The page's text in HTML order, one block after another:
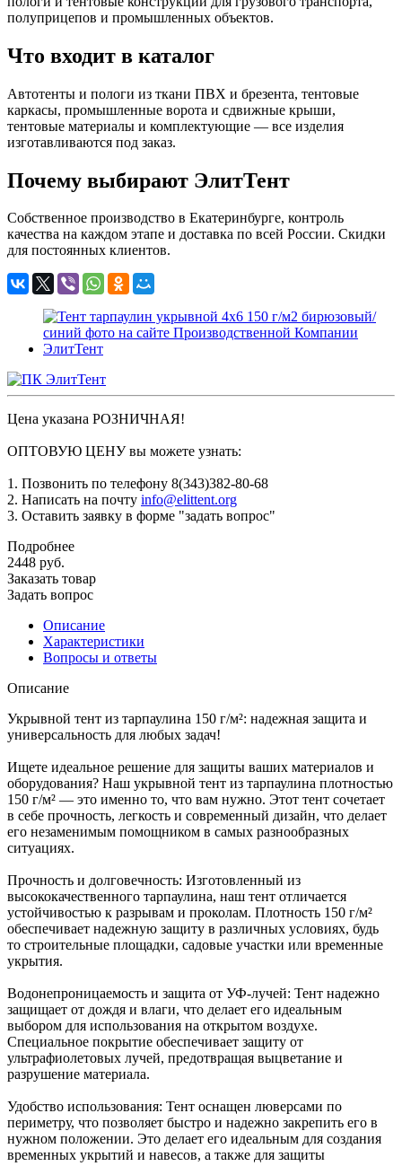
полуприцепов и промышленных объектов.
Что входит в каталог
Автотенты и пологи из ткани ПВХ и брезента, тентовые
каркасы, промышленные ворота и сдвижные крыши,
тентовые материалы и комплектующие — все изделия
изготавливаются под заказ.
Почему выбирают ЭлитТент
Собственное производство в Екатеринбурге, контроль
качества на каждом этапе и доставка по всей России. Скидки
для постоянных клиентов.
Цена указана РОЗНИЧНАЯ!
ОПТОВУЮ ЦЕНУ вы можете узнать:
1. Позвонить по телефону 8(343)382-80-68
2. Написать на почту info@elittent.org
3. Оставить заявку в форме "задать вопрос"
Подробнее
2448 руб.
Заказать товар
Задать вопрос
Описание
Характеристики
Вопросы и ответы
Описание
Укрывной тент из тарпаулина 150 г/м²: надежная защита и
универсальность для любых задач!
Ищете идеальное решение для защиты ваших материалов и
оборудования? Наш укрывной тент из тарпаулина плотностью
150 г/м² — это именно то, что вам нужно. Этот тент сочетает
в себе прочность, легкость и современный дизайн, что делает
его незаменимым помощником в самых разнообразных
ситуациях.
Прочность и долговечность: Изготовленный из
высококачественного тарпаулина, наш тент отличается
устойчивостью к разрывам и проколам. Плотность 150 г/м²
обеспечивает надежную защиту в различных условиях, будь
то строительные площадки, садовые участки или временные
укрытия.
Водонепроницаемость и защита от УФ-лучей: Тент надежно
защищает от дождя и влаги, что делает его идеальным
выбором для использования на открытом воздухе.
Специальное покрытие обеспечивает защиту от
ультрафиолетовых лучей, предотвращая выцветание и
разрушение материала.
Удобство использования: Тент оснащен люверсами по
периметру, что позволяет быстро и надежно закрепить его в
нужном положении. Это делает его идеальным для создания
временных укрытий и навесов, а также для защиты